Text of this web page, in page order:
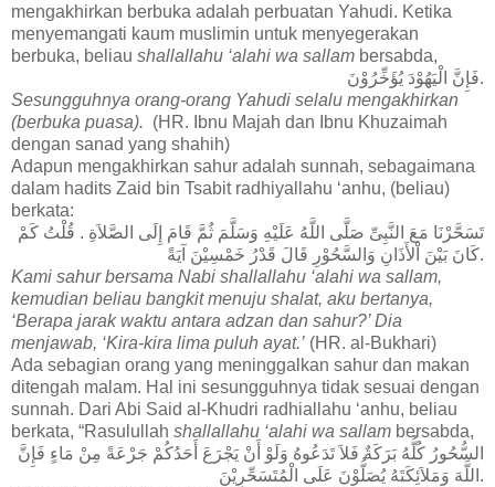
mengakhirkan berbuka adalah perbuatan Yahudi. Ketika
menyemangati kaum muslimin untuk menyegerakan
berbuka, beliau shallallahu ‘alahi wa sallam bersabda,
فَإِنَّ الْيَهُوْدَ يُؤَخِّرُوْنَ.
Sesungguhnya orang-orang Yahudi selalu mengakhirkan
(berbuka puasa). (HR. Ibnu Majah dan Ibnu Khuzaimah
dengan sanad yang shahih)
Adapun mengakhirkan sahur adalah sunnah, sebagaimana
dalam hadits Zaid bin Tsabit radhiyallahu ‘anhu, (beliau)
berkata:
تَسَحَّرْنَا مَعَ النَّبِىِّ صَلَّى اللَّهُ عَلَيْهِ وَسَلَّمَ ثُمَّ قَامَ إِلَى الصَّلاَةِ . قُلْتُ كَمْ
كَانَ بَيْنَ اْلأَذَانِ وَالسَّحُوْرِ قَالَ قَدْرُ خَمْسِيْنَ آيَةً.
Kami sahur bersama Nabi shallallahu ‘alahi wa sallam,
kemudian beliau bangkit menuju shalat, aku bertanya,
‘Berapa jarak waktu antara adzan dan sahur?’ Dia
menjawab, ‘Kira-kira lima puluh ayat.’ (HR. al-Bukhari)
Ada sebagian orang yang meninggalkan sahur dan makan
ditengah malam. Hal ini sesungguhnya tidak sesuai dengan
sunnah. Dari Abi Said al-Khudri radhiallahu ‘anhu, beliau
berkata, “Rasulullah shallallahu ‘alahi wa sallam bersabda,
السُّحُورُ كُلُّهُ بَرَكَةٌ فَلاَ تَدَعُوهُ وَلَوْ أَنْ يَجْرَعَ أَحَدُكُمْ جَرْعَةً مِنْ مَاءٍ فَإِنَّ
اللَّهَ وَمَلاَئِكَتَهُ يُصَلُّوْنَ عَلَى الْمُتَسَحِّرِيْنَ.